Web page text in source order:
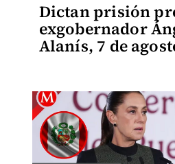
Dictan prisión
exgobernador
Alanís, 7 de